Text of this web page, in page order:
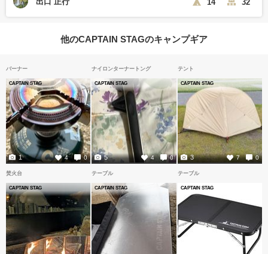
他のCAPTAIN STAGのキャンプギア
バーナー
CAPTAIN STAG
4 0
1
ナイロンターナートング
CAPTAIN STAG
4 0
5
テント
CAPTAIN STAG
7 0
3
焚火台
CAPTAIN STAG
テーブル
CAPTAIN STAG
テーブル
CAPTAIN STAG